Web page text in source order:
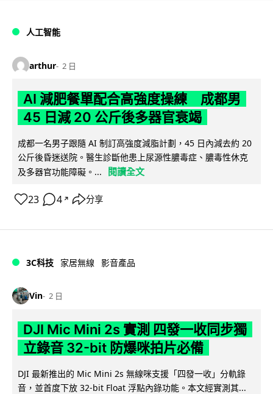
人工智能
arthur 2 日
AI 減肥餐單配合高強度操練 成都男
45 日減 20 公斤後多器官衰竭
成都一名男子跟隨 AI 制訂高強度減脂計劃，45 日內減去約 20
公斤後昏迷送院。醫生診斷他患上尿源性膿毒症、膿毒性休克
及多器官功能障礙。...
閱讀全文
23 4 ↗ 分享
3C科技 家居無線 影音產品
Vin 2 日
DJI Mic Mini 2s 實測 四發一收同步獨
立錄音 32-bit 防爆咪拍片必備
DJI 最新推出的 Mic Mini 2s 無線咪支援「四發一收」分軌錄
音，並首度下放 32-bit Float 浮點內錄功能。本文經實測其...